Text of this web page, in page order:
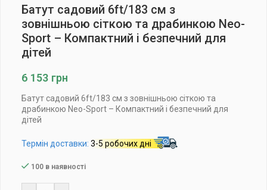
Батут садовий 6ft/183 см з
зовнішньою сіткою та драбинкою Neo-
Sport – Компактний і безпечний для
дітей
6 153 грн
Батут садовий 6ft/183 см з зовнішньою сіткою та
драбинкою Neo-Sport – Компактний і безпечний для
дітей
Термін доставки: 3-5 робочих дні
100 в наявності